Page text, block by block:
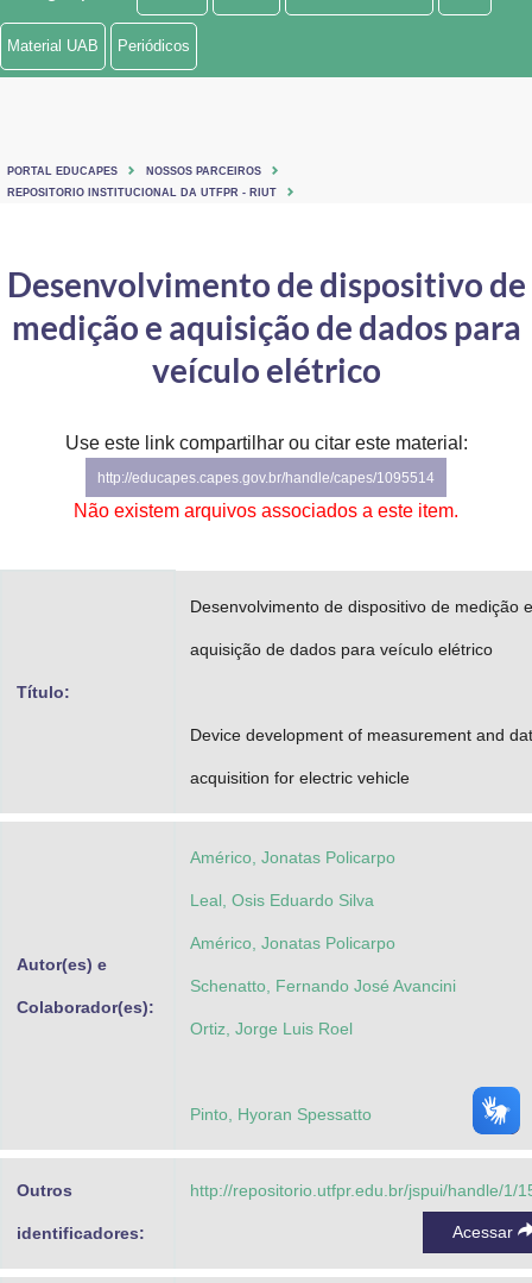
Ministério de Minas e Energia
Ministério do Turismo
Controladoria-Geral da União
Ministério da Mulher, da Família e dos Direitos Humanos
Secretaria de Governo
Gabinete de Segurança Institucional
Material UAB Periódicos
PORTAL EDUCAPES
NOSSOS PARCEIROS
REPOSITORIO INSTITUCIONAL DA UTFPR - RIUT
Desenvolvimento de dispositivo de
medição e aquisição de dados para
veículo elétrico
Use este link compartilhar ou citar este material:
http://educapes.capes.gov.br/handle/capes/1095514
Não existem arquivos associados a este item.
Título:
Desenvolvimento de dispositivo de medição e
aquisição de dados para veículo elétrico
Device development of measurement and
acquisition for electric vehicle
Autor(es) e
Colaborador(es):
Américo, Jonatas Policarpo
Leal, Osis Eduardo Silva
Américo, Jonatas Policarpo
Schenatto, Fernando José Avancini
Ortiz, Jorge Luis Roel
Pinto, Hyoran Spessatto
Outros
identificadores:
http://repositorio.utfpr.edu.br/jspui/handle/1/
Acessar